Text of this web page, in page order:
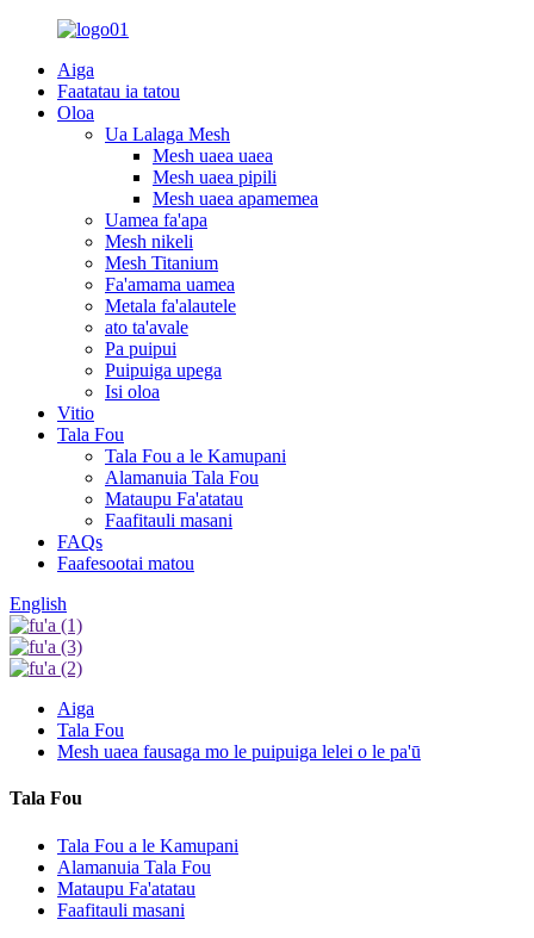
Aiga
Faatatau ia tatou
Oloa
Ua Lalaga Mesh
Mesh uaea uaea
Mesh uaea pipili
Mesh uaea apamemea
Uamea fa'apa
Mesh nikeli
Mesh Titanium
Fa'amama uamea
Metala fa'alautele
ato ta'avale
Pa puipui
Puipuiga upega
Isi oloa
Vitio
Tala Fou
Tala Fou a le Kamupani
Alamanuia Tala Fou
Mataupu Fa'atatau
Faafitauli masani
FAQs
Faafesootai matou
English
Aiga
Tala Fou
Mesh uaea fausaga mo le puipuiga lelei o le pa'ū
Tala Fou
Tala Fou a le Kamupani
Alamanuia Tala Fou
Mataupu Fa'atatau
Faafitauli masani